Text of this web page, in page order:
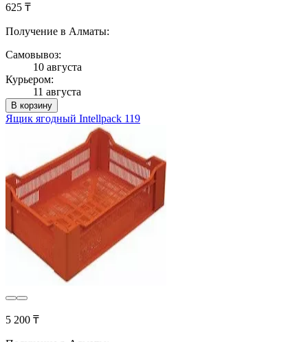
625 ₸
Получение в Алматы:
Самовывоз:
10 августа
Курьером:
11 августа
В корзину
Ящик ягодный Intellpack 119
5 200 ₸